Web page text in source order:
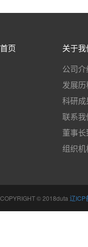
首页
关于我
公司介
发展历
科研成
联系我
董事
组织机
COPYRIGHT © 2018duta 辽ICP